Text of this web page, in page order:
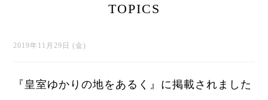
TOPICS
2019年11月29日 (金)
『皇室ゆかりの地をあるく』に掲載されました